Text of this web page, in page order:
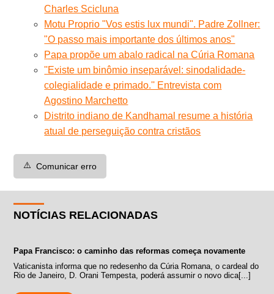
Charles Scicluna
Motu Proprio "Vos estis lux mundi". Padre Zollner:
"O passo mais importante dos últimos anos"
Papa propõe um abalo radical na Cúria Romana
''Existe um binômio inseparável: sinodalidade-
colegialidade e primado.'' Entrevista com
Agostino Marchetto
Distrito indiano de Kandhamal resume a história
atual de perseguição contra cristãos
⚠️ Comunicar erro
NOTÍCIAS RELACIONADAS
Papa Francisco: o caminho das reformas começa novamente
Vaticanista informa que no redesenho da Cúria Romana, o cardeal do
Rio de Janeiro, D. Orani Tempesta, poderá assumir o novo dica[...]